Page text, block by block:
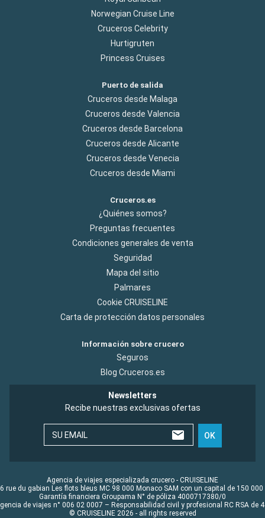
Norwegian Cruise Line
Cruceros Celebrity
Hurtigruten
Princess Cruises
Puerto de salida
Cruceros desde Malaga
Cruceros desde Valencia
Cruceros desde Barcelona
Cruceros desde Alicante
Cruceros desde Venecia
Cruceros desde Miami
Cruceros.es
¿Quiénes somos?
Preguntas frecuentes
Condiciones generales de venta
Seguridad
Mapa del sitio
Palmares
Cookie CRUISELINE
Carta de protección datos personales
Información sobre crucero
Seguros
Blog Cruceros.es
Newsletters
Recibe nuestras exclusivas ofertas
SU EMAIL OK
Agencia de viajes especializada crucero - CRUISELINE
rue du gabian Les flots bleus MC 98 000 Monaco SAM con un capital de 150 000
Garantía financiera Groupama N° de póliza 4000717380/0
de viajes n° 006 02 0007 – Responsabilidad civil y profesional RC RSA de
© CRUISELINE 2026 - all rights reserved